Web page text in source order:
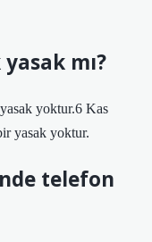
mı?
yoktur.6 Kas
yasak yoktur.
telefon